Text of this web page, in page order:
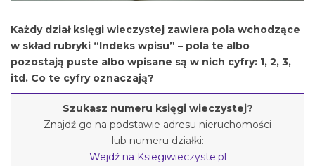
Każdy dział księgi wieczystej zawiera pola wchodzące
w skład rubryki “Indeks wpisu” – pola te albo
pozostają puste albo wpisane są w nich cyfry: 1, 2, 3,
itd. Co te cyfry oznaczają?
Szukasz numeru księgi wieczystej?
Znajdź go na podstawie adresu nieruchomości
lub numeru działki:
Wejdź na Ksiegiwieczyste.pl